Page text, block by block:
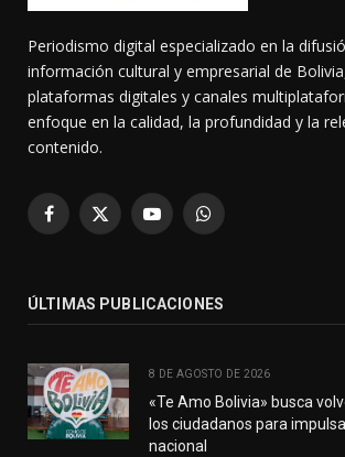
Periodismo digital especializado en la
información cultural y empresarial de
plataformas digitales y canales
enfoque en la calidad, la profundidad y la
contenido.
Facebook
X
YouTubeWhatsApp
ÚLTIMAS PUBLICACIONES
8 DE AGOSTO DE 2026
«Te Amo Bolivia» busca
los ciudadanos para
nacional